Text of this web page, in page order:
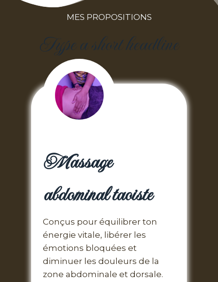
MES PROPOSITIONS
Type a short headline
Massage
abdominal taoiste
Conçus pour équilibrer ton
énergie vitale, libérer les
émotions bloquées et
diminuer les douleurs de la
zone abdominale et dorsale.